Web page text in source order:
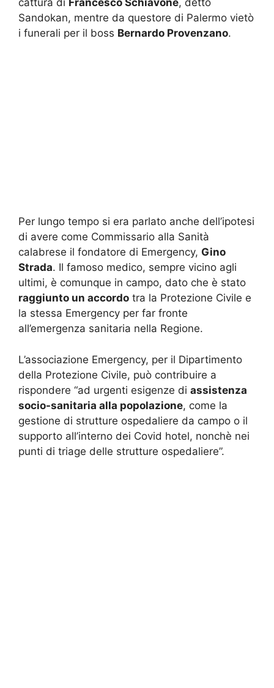
Sandokan, mentre da questore di Palermo vietò
i funerali per il boss Bernardo Provenzano.
Per lungo tempo si era parlato anche dell’ipotesi
di avere come Commissario alla Sanità
calabrese il fondatore di Emergency, Gino
Strada. Il famoso medico, sempre vicino agli
ultimi, è comunque in campo, dato che è stato
raggiunto un accordo tra la Protezione Civile e
la stessa Emergency per far fronte
all’emergenza sanitaria nella Regione.
L’associazione Emergency, per il Dipartimento
della Protezione Civile, può contribuire a
rispondere “ad urgenti esigenze di assistenza
socio-sanitaria alla popolazione, come la
gestione di strutture ospedaliere da campo o il
supporto all’interno dei Covid hotel, nonchè nei
punti di triage delle strutture ospedaliere”.